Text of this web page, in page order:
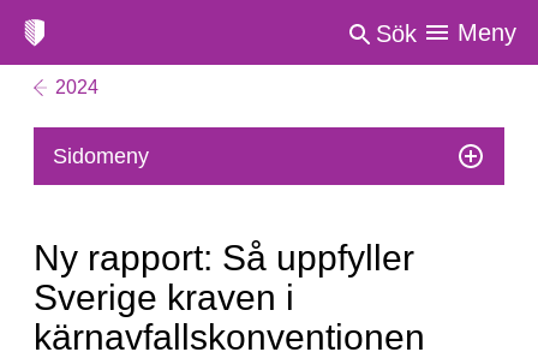
Sök Meny
2024
Sidomeny
Ny rapport: Så uppfyller
Sverige kraven i
kärnavfallskonventionen